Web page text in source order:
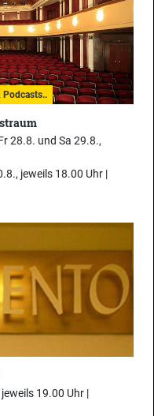
Podcasts..
28.8. und Sa 29.8.,
jeweils 18.00 Uhr |
19.00 Uhr |